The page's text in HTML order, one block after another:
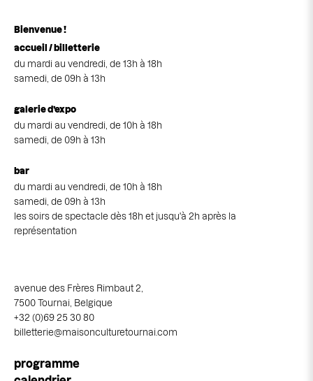
Bienvenue !
accueil / billetterie
du mardi au vendredi, de 13h à 18h
samedi, de 09h à 13h
galerie d’expo
du mardi au vendredi, de 10h à 18h
samedi, de 09h à 13h
bar
du mardi au vendredi, de 10h à 18h
samedi, de 09h à 13h
les soirs de spectacle dès 18h et jusqu'à 2h après la
représentation
avenue des Frères Rimbaut 2,
7500 Tournai, Belgique
+32 (0)69 25 30 80
billetterie@maisonculturetournai.com
Navigation
principale
programme